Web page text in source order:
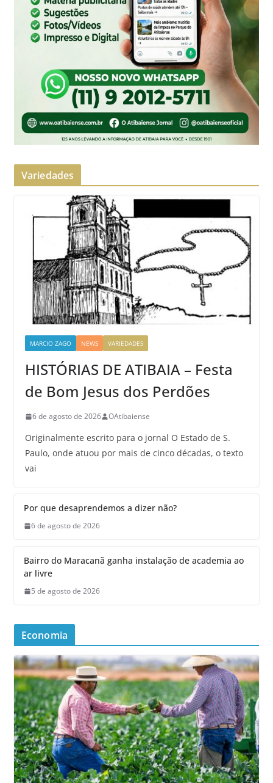
Variedades
MARCIO ZAGO NEWS VARIEDADES
HISTÓRIAS DE ATIBAIA – Festa
de Bom Jesus dos Perdões
6 de agosto de 2026 OAtibaiense
Originalmente escrito para o jornal O Estado de S.
Paulo, onde atuou por mais de cinco décadas, o texto
vai
Por que desaprendemos a dizer não?
6 de agosto de 2026
Bairro do Maracanã ganha instalação de academia ao
ar livre
5 de agosto de 2026
Economia